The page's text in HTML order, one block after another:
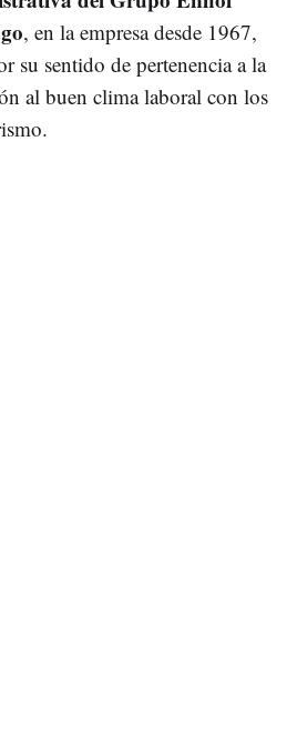
, en la empresa desde 1967,
su sentido de pertenencia a la
al buen clima laboral con los